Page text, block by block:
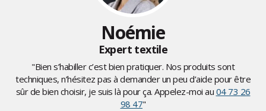
Noémie
Expert textile
"Bien s’habiller c’est bien pratiquer. Nos produits sont
techniques, n’hésitez pas à demander un peu d’aide pour être
sûr de bien choisir, je suis là pour ça. Appelez-moi au 04 73 26
98 47"